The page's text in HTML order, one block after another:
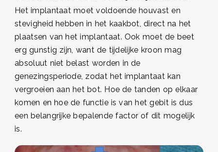
Het implantaat moet voldoende houvast en
stevigheid hebben in het kaakbot, direct na het
plaatsen van het implantaat. Ook moet de beet
erg gunstig zijn, want de tijdelijke kroon mag
absoluut niet belast worden in de
genezingsperiode, zodat het implantaat kan
vergroeien aan het bot. Hoe de tanden op elkaar
komen en hoe de functie is van het gebit is dus
een belangrijke bepalende factor of dit mogelijk
is.